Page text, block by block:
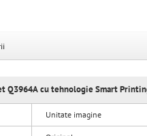
Q3964A cu tehnologie Smart
Unitate imagine